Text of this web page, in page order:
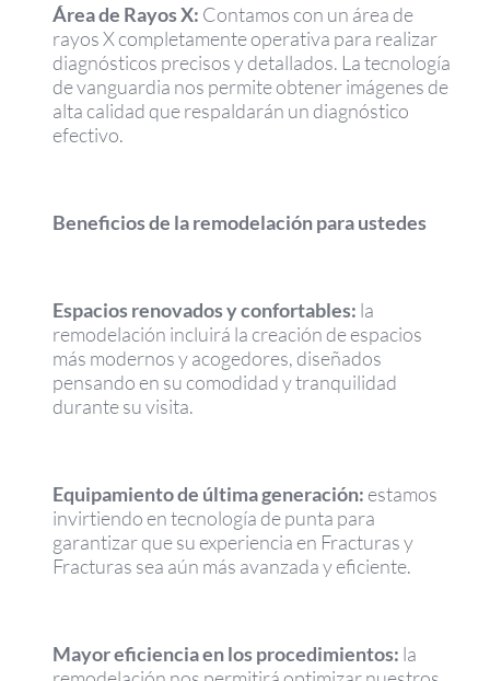
Área de Rayos X: Contamos con un área de
rayos X completamente operativa para realizar
diagnósticos precisos y detallados. La tecnología
de vanguardia nos permite obtener imágenes de
alta calidad que respaldarán un diagnóstico
efectivo.
Beneficios de la remodelación para ustedes
Espacios renovados y confortables: la
remodelación incluirá la creación de espacios
más modernos y acogedores, diseñados
pensando en su comodidad y tranquilidad
durante su visita.
Equipamiento de última generación:estamos
invirtiendo en tecnología de punta para
garantizar que su experiencia en Fracturas y
Fracturas sea aún más avanzada y eficiente.
Mayor eficiencia en los procedimientos: la